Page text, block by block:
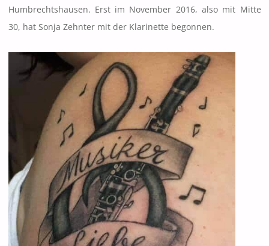
Humbrechtshausen. Erst im November 2016, also mit Mitte
30, hat Sonja Zehnter mit der Klarinette begonnen.